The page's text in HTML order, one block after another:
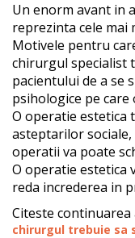
Un enorm avant in
reprezinta cele mai
Motivele pentru
chirurgul specialist
pacientului de a se
psihologice pe
O operatie estetica
asteptarilor
operatii va poate
O operatie estetica
reda increderea in
Citeste
chirurgul trebuie sa